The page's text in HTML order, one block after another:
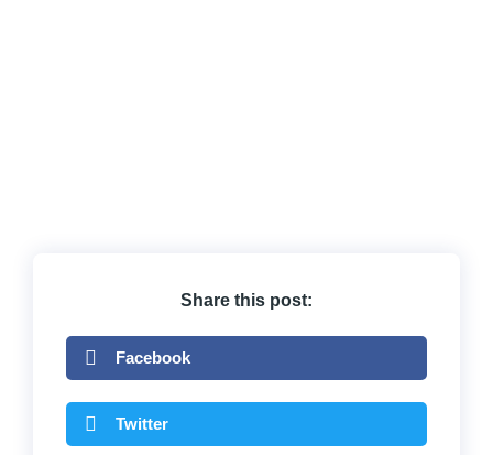
Share this post:
Facebook
Twitter